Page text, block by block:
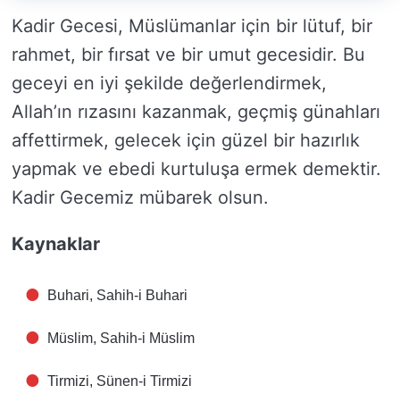
Kadir Gecesi, Müslümanlar için bir lütuf, bir
rahmet, bir fırsat ve bir umut gecesidir. Bu
geceyi en iyi şekilde değerlendirmek,
Allah’ın rızasını kazanmak, geçmiş günahları
affettirmek, gelecek için güzel bir hazırlık
yapmak ve ebedi kurtuluşa ermek demektir.
Kadir Gecemiz mübarek olsun.
Kaynaklar
Buhari, Sahih-i Buhari
Müslim, Sahih-i Müslim
Tirmizi, Sünen-i Tirmizi